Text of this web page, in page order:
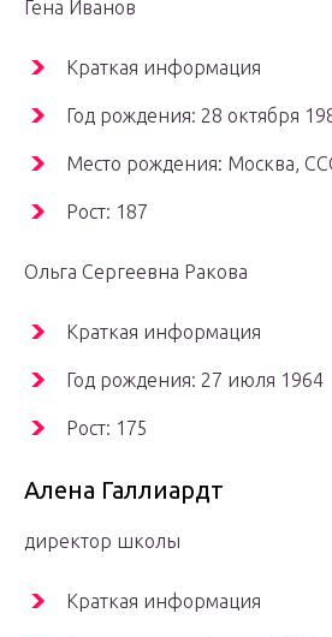
Гена Иванов
Краткая информация
Год рождения: 28 октября
Место рождения: Москва,
Рост: 187
Ольга Сергеевна Ракова
Краткая информация
Год рождения: 27 июля 1964
Рост: 175
Алена Галлиардт
директор школы
Краткая информация